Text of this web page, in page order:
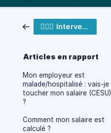
👩🏼‍⚕️ Intervenant
Articles en rapport
Mon employeur est
malade/hospitalisé : vais-je
toucher mon salaire (CESU)
?
Comment mon salaire est
calculé ?